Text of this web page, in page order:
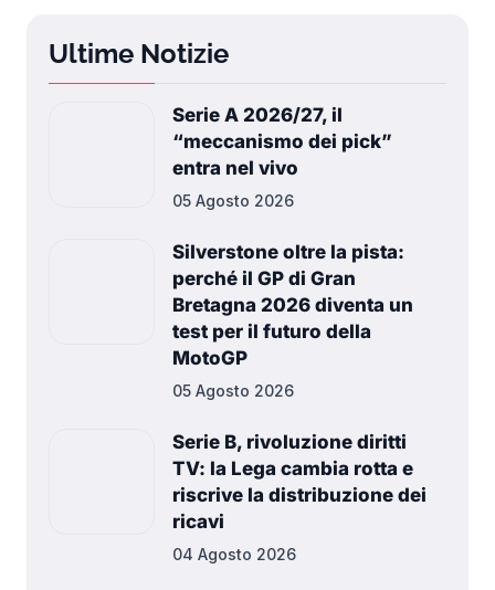
Ultime Notizie
Serie A 2026/27, il
“meccanismo dei pick”
entra nel vivo
05 Agosto 2026
Silverstone oltre la pista:
perché il GP di Gran
Bretagna 2026 diventa un
test per il futuro della
MotoGP
05 Agosto 2026
Serie B, rivoluzione diritti
TV: la Lega cambia rotta e
riscrive la distribuzione dei
ricavi
04 Agosto 2026